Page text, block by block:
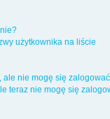
użytkownika na liście
ale nie mogę się
teraz nie mogę się